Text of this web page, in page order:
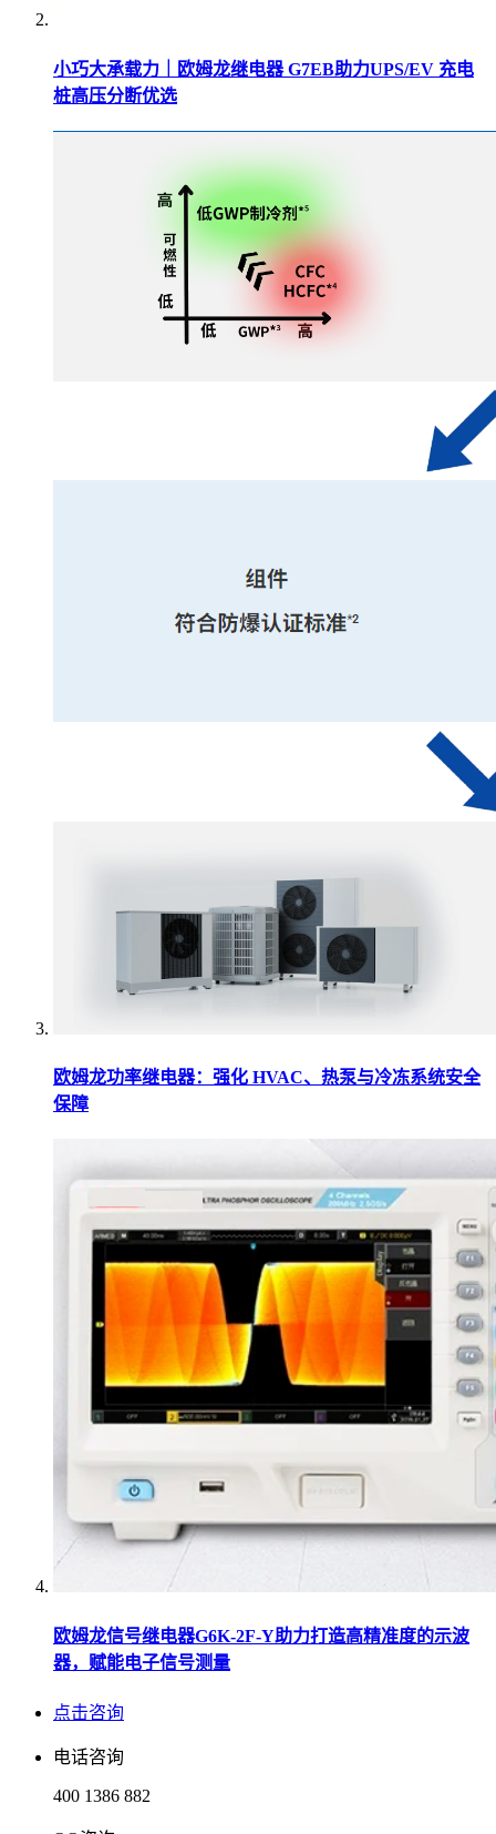
小巧大承载力｜欧姆龙继电器 G7EB助力UPS/EV 充电
桩高压分断优选
欧姆龙功率继电器：强化 HVAC、热泵与冷冻系统安全
保障
欧姆龙信号继电器G6K-2F-Y助力打造高精准度的示波
器，赋能电子信号测量
点击咨询
电话咨询
400 1386 882